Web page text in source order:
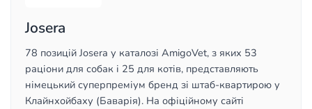
Josera
78 позицій Josera у каталозі AmigoVet, з яких 53
раціони для собак і 25 для котів, представляють
німецький суперпреміум бренд зі штаб-квартирою у
Клайнхойбаху (Баварія). На офіційному сайті